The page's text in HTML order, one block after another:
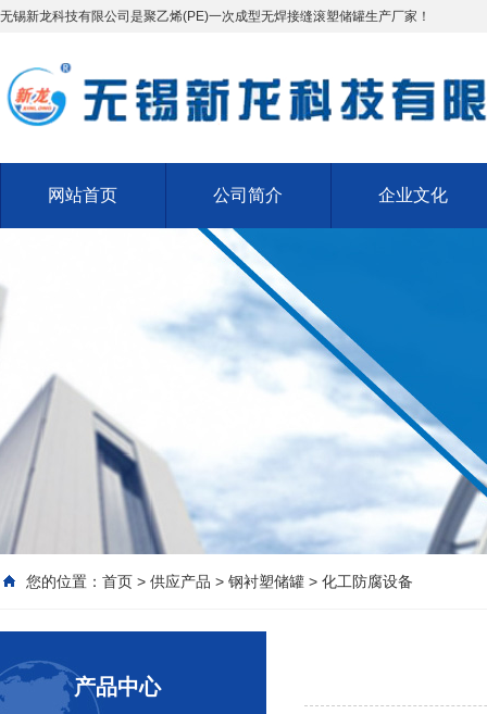
无锡新龙科技有限公司是聚乙烯(PE)一次成型无焊接缝滚塑储罐生产厂家！
网站首页 公司简介 企业文化
您的位置： 首页 > 供应产品 > 钢衬塑储罐 > 化工防腐设备
产品中心